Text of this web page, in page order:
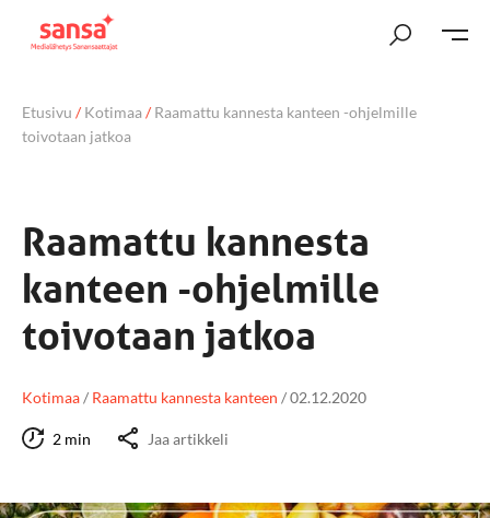
Etusivu /Kotimaa/Raamattu kannesta kanteen -ohjelmille
toivotaan jatkoa
Raamattu kannesta
kanteen -ohjelmille
toivotaan jatkoa
Kotimaa/ Raamattu kannesta kanteen /02.12.2020
2 min Jaa artikkeli